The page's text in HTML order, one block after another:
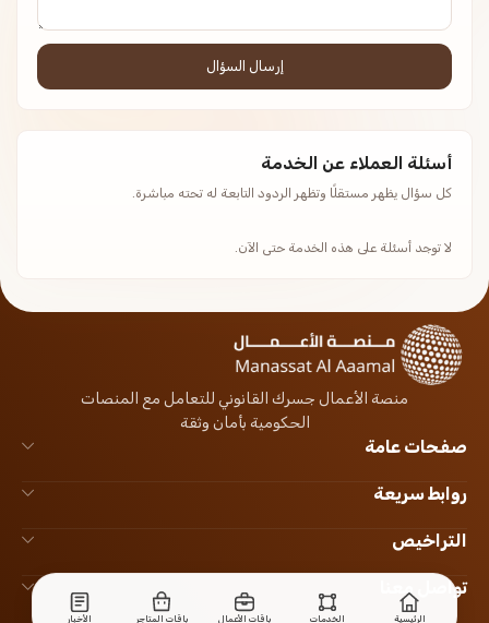
إرسال السؤال
أسئلة العملاء عن الخدمة
كل سؤال يظهر مستقلًا وتظهر الردود التابعة له تحته مباشرة.
لا توجد أسئلة على هذه الخدمة حتى الآن.
منصة الأعمال جسرك القانوني للتعامل مع المنصات
الحكومية بأمان وثقة
صفحات عامة
روابط سريعة
التراخيص
تواصل معنا
الرئيسية الخدمات باقات الأعمال باقات المتاجر الأخبار